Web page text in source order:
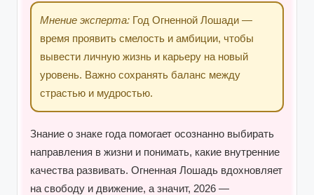
Мнение эксперта: Год Огненной Лошади —
время проявить смелость и амбиции, чтобы
вывести личную жизнь и карьеру на новый
уровень. Важно сохранять баланс между
страстью и мудростью.
Знание о знаке года помогает осознанно выбирать
направления в жизни и понимать, какие внутренние
качества развивать. Огненная Лошадь вдохновляет
на свободу и движение, а значит, 2026 —